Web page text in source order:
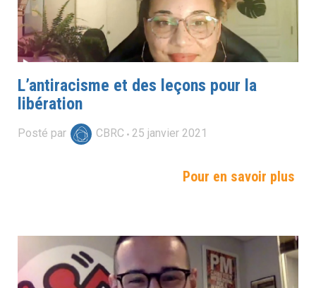
L’antiracisme et des leçons pour la
libération
Posté par CBRC 25 janvier 2021
Pour en savoir plus